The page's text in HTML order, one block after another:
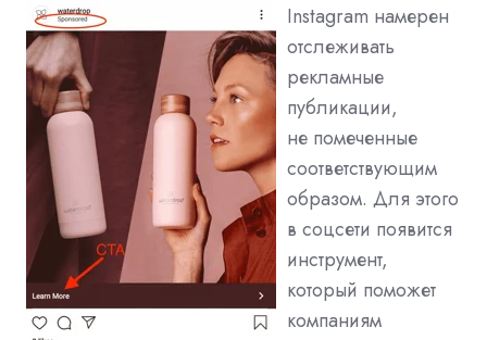
Instagram намерен
отслеживать
рекламные
публикации,
не помеченные
соответствующим
образом. Для этого
в соцсети появится
инструмент,
который поможет
компаниям